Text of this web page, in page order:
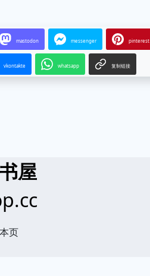
mastodon messenger pinterest
vkontakte whatsapp 复制链接
屋
页